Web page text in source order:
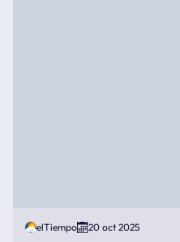
elTiempo 20 oct 2025